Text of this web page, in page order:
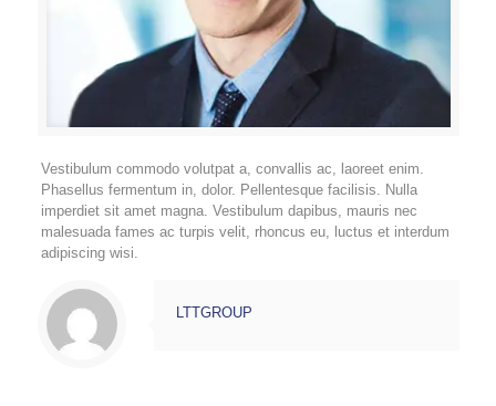
Vestibulum commodo volutpat a, convallis ac, laoreet enim.
Phasellus fermentum in, dolor. Pellentesque facilisis. Nulla
imperdiet sit amet magna. Vestibulum dapibus, mauris nec
malesuada fames ac turpis velit, rhoncus eu, luctus et interdum
adipiscing wisi.
LTTGROUP